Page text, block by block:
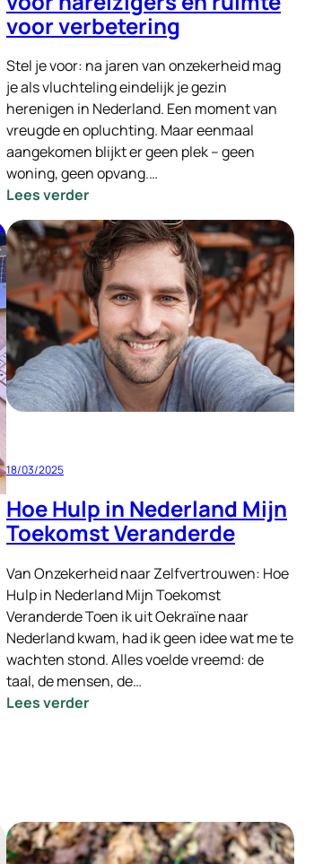
voor verbetering
Stel je voor: na jaren van onzekerheid mag
je als vluchteling eindelijk je gezin
herenigen in Nederland. Een moment van
vreugde en opluchting. Maar eenmaal
aangekomen blijkt er geen plek – geen
woning, geen opvang.…
Lees verder:
Samen
bouwen
aan
een
warme
ontvangst:
opvang
voor
nareizigers
én
18/03/2025
Hoe Hulp in Nederland Mijn
Toekomst Veranderde
Van Onzekerheid naar Zelfvertrouwen: Hoe
Hulp in Nederland Mijn Toekomst
Veranderde Toen ik uit Oekraïne naar
Nederland kwam, had ik geen idee wat me te
wachten stond. Alles voelde vreemd: de
taal, de mensen, de…
Lees verder:
Toekomst
Veranderde